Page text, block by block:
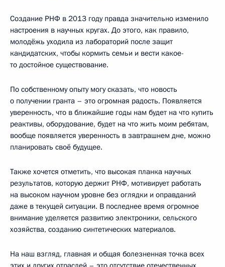
Создание РНФ в 2013 году правда значительно изменило
настроения в научных кругах. До этого, как правило,
молодёжь уходила из лабораторий после защит
кандидатских, чтобы кормить семьи и вести какое-
то достойное существование.
По собственному опыту могу сказать, что новость
о получении гранта – это огромная радость. Появляется
уверенность, что в ближайшие годы нам будет на что купить
реактивы, оборудование, будет на что жить моим ребятам,
вообще появляется уверенность в завтрашнем дне, можно
планировать своё будущее.
Также хочется отметить, что высокая планка научных
результатов, которую держит РНФ, мотивирует работать
на высоком научном уровне без оглядки и оправданий
даже в текущей ситуации. В последнее время огромное
внимание уделяется развитию электроники, сельского
хозяйства, созданию синтетических материалов.
На наш взгляд, главная и общая болезненная точка всех